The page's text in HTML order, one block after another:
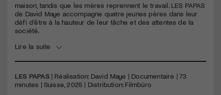
maison, tandis que les mères reprennent le travail. LES PAPAS
de David Maye accompagne quatre jeunes pères dans leur
défi d’être à la hauteur de leur tâche et des attentes de la
société.
Lire la suite
LES PAPAS| Réalisation: David Maye | Documentaire | 73
minutes | Suisse, 2025 | Distribution: Filmbüro